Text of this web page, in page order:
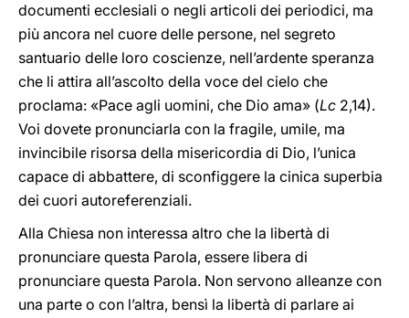
documenti ecclesiali o negli articoli dei periodici, ma
più ancora nel cuore delle persone, nel segreto
santuario delle loro coscienze, nell’ardente speranza
che li attira all’ascolto della voce del cielo che
proclama: «Pace agli uomini, che Dio ama» (Lc 2,14).
Voi dovete pronunciarla con la fragile, umile, ma
invincibile risorsa della misericordia di Dio, l’unica
capace di abbattere, di sconfiggere la cinica superbia
dei cuori autoreferenziali.
Alla Chiesa non interessa altro che la libertà di
pronunciare questa Parola, essere libera di
pronunciare questa Parola. Non servono alleanze con
una parte o con l’altra, bensì la libertà di parlare ai